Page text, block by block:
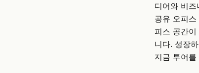
디어와 비
공유 오피스
피스 공간
니다. 성장
지금 투어